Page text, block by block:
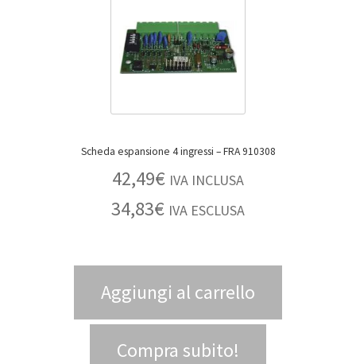
Scheda espansione 4 ingressi – FRA 910308
42,49€ IVA INCLUSA
34,83€ IVA ESCLUSA
Aggiungi al carrello
Compra subito!